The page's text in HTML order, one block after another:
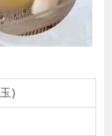
)